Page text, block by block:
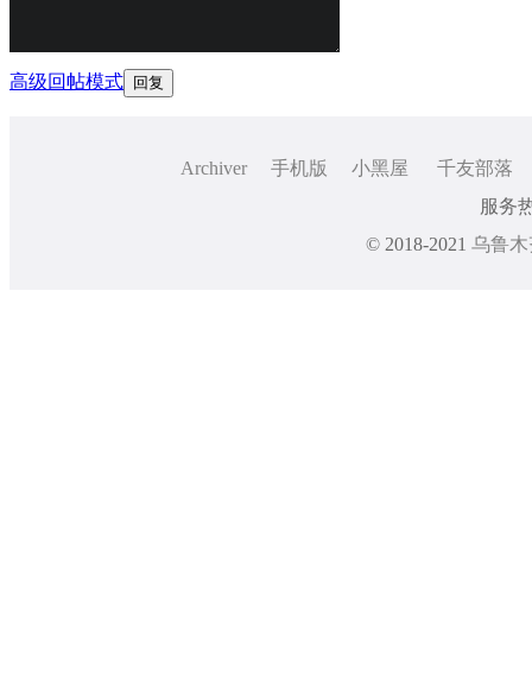
高级回帖模式
Archiver 手机版 小黑屋
千友部落
服务
© 2018-2021 乌鲁